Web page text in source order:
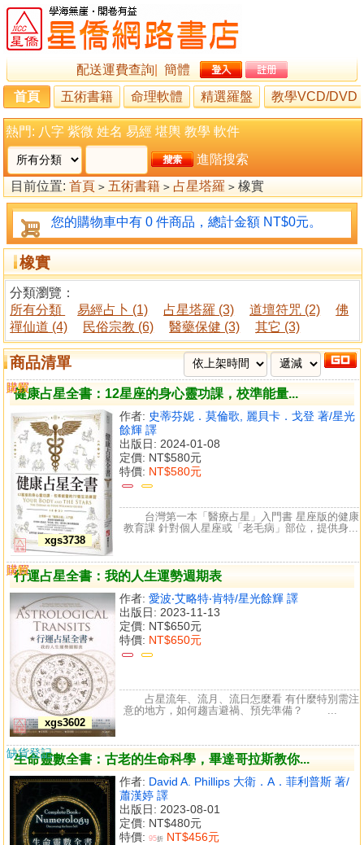
配送運費查詢
簡體
首頁
五術書籍 命理軟體 精選羅盤 教學VCD/DVD
熱門: 八字 紫微 姓名 易經 堪輿 教學 軟件
進階搜索
目前位置: 首頁 > 五術書籍 > 占星塔羅 > 橡實
您的購物車中有 0 件商品，總計金額 NT$0元。
橡實
分類瀏覽：
所有分類
易經占卜 (1) 占星塔羅 (3) 道壇符咒 (2)
佛
禪仙道 (4)
民俗宗教 (6) 醫藥保健 (3) 其它 (3)
商品清單
健康占星全書：12星座的身心靈功課，校準能量...
xgs3738
作者: 史蒂芬妮．莫倫歌, 麗貝卡．戈登 著/星光
餘輝 譯
出版日: 2024-01-08
定價: NT$580元
特價: NT$580元
購買
比較
台灣第一本「醫療占星」入門書 星座版的健康
教育課 針對個人星座或「老毛病」部位，提供身...
行運占星全書：我的人生運勢週期表
xgs3602
作者: 愛波‧艾略特‧肯特/星光餘輝 譯
出版日: 2023-11-13
定價: NT$650元
特價: NT$650元
購買
比較
占星流年、流月、流日怎麼看 有什麼特別需注
意的地方，如何趨吉避禍、預先準備？ ...
生命靈數全書：古老的生命科學，畢達哥拉斯教你...
作者: David A. Phillips 大衛．A．菲利普斯 著/
蕭漢婷 譯
出版日: 2023-08-01
定價: NT$480元
特價: 95折 NT$456元
缺貨登記